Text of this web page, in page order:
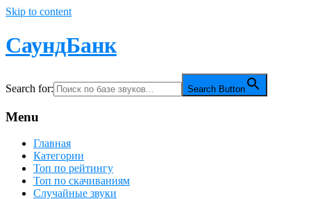
Skip to content
СаундБанк
Search for: Search Button
Menu
Главная
Категории
Топ по рейтингу
Топ по скачиваниям
Случайные звуки